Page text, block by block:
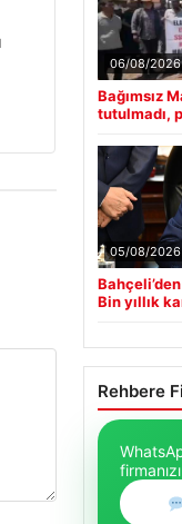
06/08/2026
Bağımsız
tutulmadı,
05/08/2026
Bin yıllık
Rehbere